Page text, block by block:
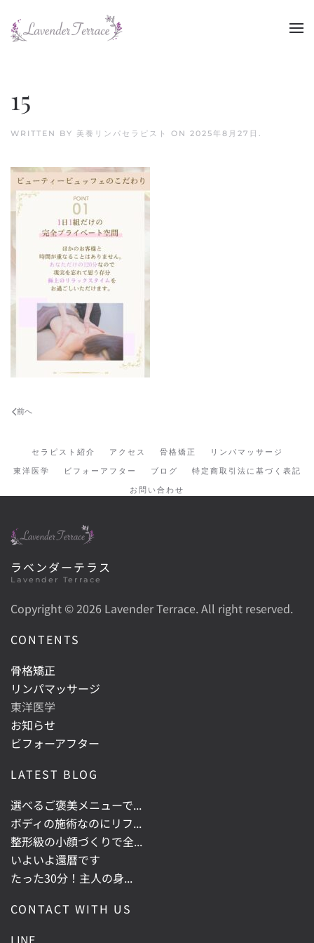
Skip to main content
15
WRITTEN BY 美養リンパセラピスト ON 2025年8月27日 .
前へ
セラピスト紹介 アクセス 骨格矯正
リンパマッサージ
東洋医学
ビフォーアフター ブログ
特定商取引法に基づく表記
お問い合わせ
ラベンダーテラス
Lavender Terrace
Copyright ©2026 Lavender Terrace. All right reserved.
CONTENTS
骨格矯正
リンパマッサージ
東洋医学
お知らせ
ビフォーアフター
LATEST BLOG
選べるご褒美メニューで...
ボディの施術なのにリフ...
整形級の小顔づくりで全...
いよいよ還暦です
たった30分！主人の身...
CONTACT WITH US
LINE